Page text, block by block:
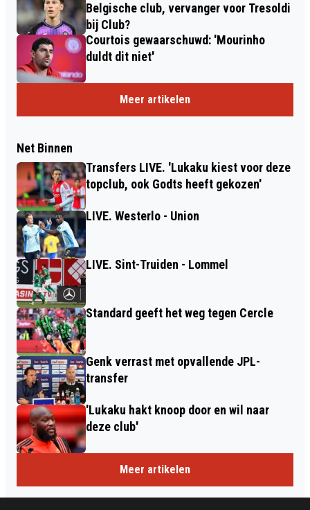
Belgische club, vervanger voor Tresoldi
bij Club?
Courtois gewaarschuwd: 'Mourinho
duldt dit niet'
Meer artikelen
Net Binnen
Transfers LIVE. 'Lukaku kiest voor deze
topclub, ook Godts heeft gekozen'
LIVE. Westerlo - Union
LIVE. Sint-Truiden - Lommel
Standard geeft het weg tegen Cercle
Genk verrast met opvallende JPL-
transfer
'Lukaku hakt knoop door en wil naar
deze club'
Meer artikelen